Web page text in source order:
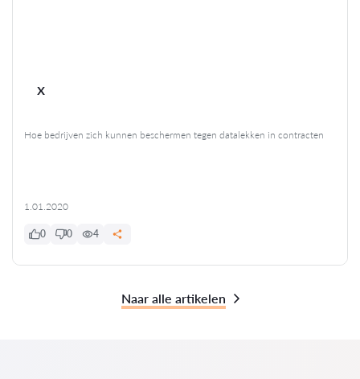
x
Hoe bedrijven zich kunnen beschermen tegen datalekken in contracten
1.01.2020
0 0 4
Naar alle artikelen